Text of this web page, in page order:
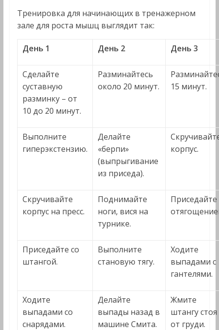
Тренировка для начинающих в тренажерном
зале для роста мышц выглядит так:
День 1 День 2 День 3
Сделайте
суставную
разминку – от
10 до 20 минут.
Разминайтесь
около 20 минут.
15 минут.
Выполните
гиперэкстензию.
Делайте
«берпи»
(выпрыгивание
из приседа).
корпус.
Скручивайте
корпус на пресс.
Поднимайте
ноги, вися на
турнике.
Приседайте
Приседайте со
штангой.
Выполните
становую тягу.
Ходите
выпадами с
гантелями.
Ходите
выпадами со
снарядами.
Делайте
выпады назад в
машине Смита.
Жмите
штангу стоя
от груди.